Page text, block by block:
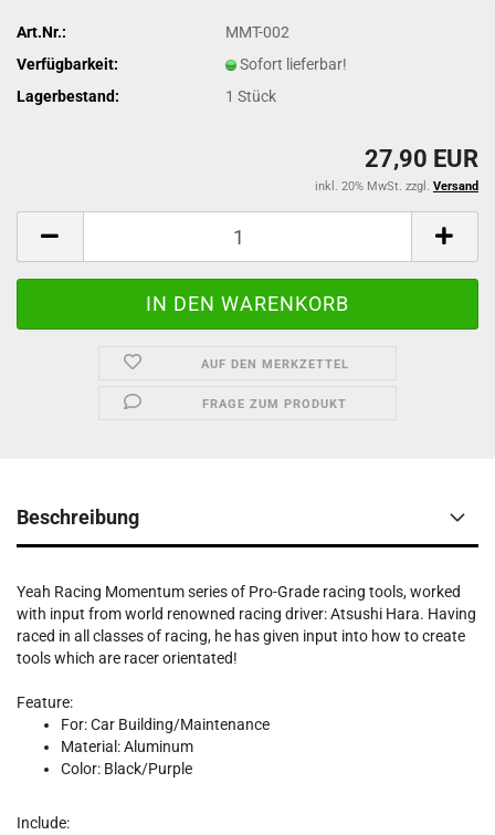
Art.Nr.:
MMT-002
Verfügbarkeit:
Sofort lieferbar!
Lagerbestand:
1Stück
27,90 EUR
inkl. 20% MwSt. zzgl. Versand
AUF DEN MERKZETTEL
FRAGE ZUM PRODUKT
Beschreibung
Yeah Racing Momentum series of Pro-Grade racing tools, worked
with input from world renowned racing driver: Atsushi Hara. Having
raced in all classes of racing, he has given input into how to create
tools which are racer orientated!
Feature:
For: Car Building/Maintenance
Material: Aluminum
Color: Black/Purple
Include: